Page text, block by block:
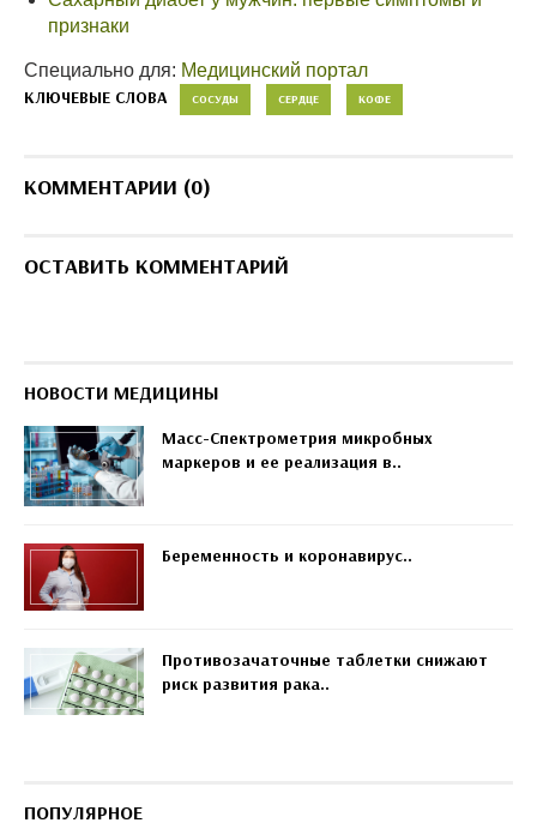
признаки
Специально для: Медицинский портал
КЛЮЧЕВЫЕ СЛОВА СОСУДЫ СЕРДЦЕ КОФЕ
КОММЕНТАРИИ (0)
ОСТАВИТЬ КОММЕНТАРИЙ
НОВОСТИ МЕДИЦИНЫ
Масс-Спектрометрия микробных
маркеров и ее реализация в..
Беременность и коронавирус..
Противозачаточные таблетки снижают
риск развития рака..
ПОПУЛЯРНОЕ